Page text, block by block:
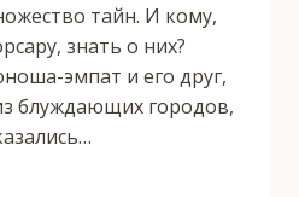
тайн. И кому,
знать о них?
эмпат и его друг,
блуждающих городов,